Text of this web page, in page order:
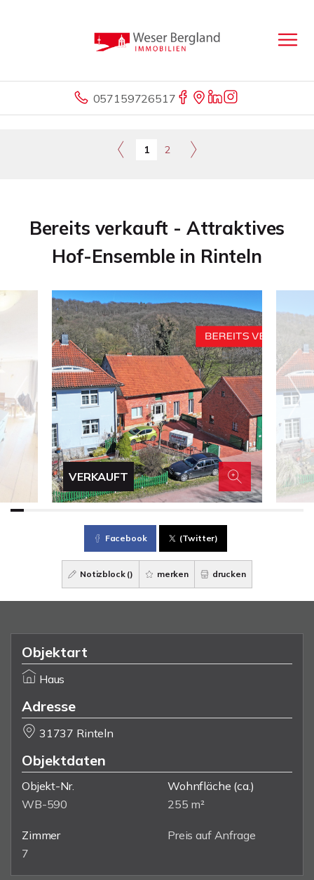
057159726517
1 2
Bereits verkauft - Attraktives
Hof-Ensemble in Rinteln
VERKAUFT
Facebook (Twitter)
Notizblock () merken drucken
Objektart
Haus
Adresse
31737 Rinteln
Objektdaten
Objekt-Nr.
WB-590
Wohnfläche (ca.)
255 m²
Zimmer
7
Preis auf Anfrage